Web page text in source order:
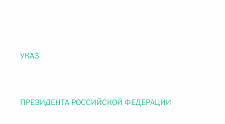
УКАЗ
ПРЕЗИДЕНТА РОССИЙСКОЙ ФЕДЕРАЦИИ